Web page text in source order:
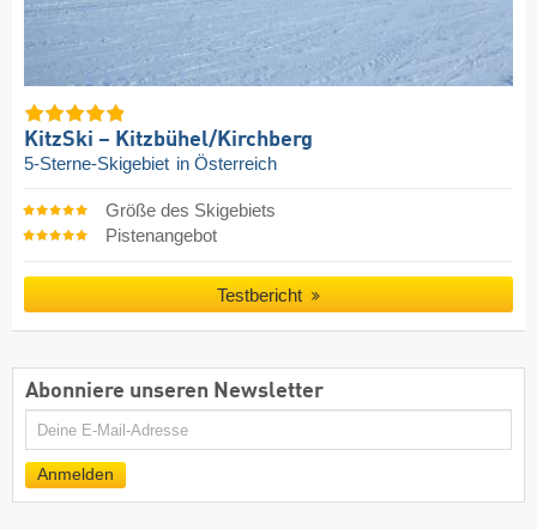
KitzSki – Kitzbühel/​Kirchberg
5-Sterne-Skigebiet in Österreich
Größe des Skigebiets
Pistenangebot
Testbericht
Abonniere unseren Newsletter
E-
Anmelden